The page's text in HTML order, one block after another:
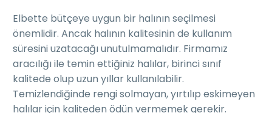
Elbette bütçeye uygun bir halının seçilmesi
önemlidir. Ancak halının kalitesinin de kullanım
süresini uzatacağı unutulmamalıdır. Firmamız
aracılığı ile temin ettiğiniz halılar, birinci sınıf
kalitede olup uzun yıllar kullanılabilir.
Temizlendiğinde rengi solmayan, yırtılıp eskimeyen
halılar için kaliteden ödün vermemek gerekir.